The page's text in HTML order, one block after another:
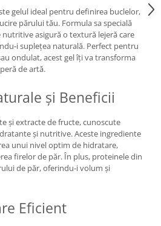
gelul ideal pentru definirea buclelor,
părului tău. Formula sa specială
asigură o textură lejeră care
i suplețea naturală. Perfect pentru
ondulat, acest gel îți va transforma
de artă.
și Beneficii
și extracte de fructe, cunoscute
și nutritive. Aceste ingrediente
unui nivel optim de hidratare,
firelor de păr. În plus, proteinele din
de păr, oferindu-i volum și
Eficient